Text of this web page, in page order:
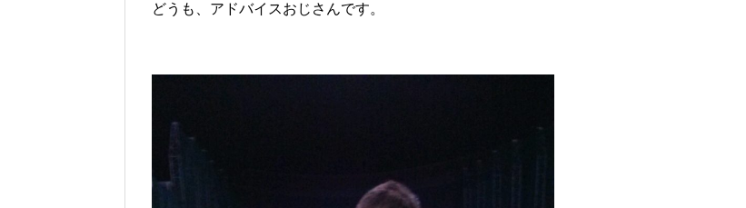
どうも、アドバイスおじさんです。